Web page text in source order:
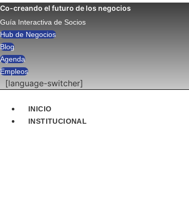
Ir
al
contenido
Co-creando el futuro de los negocios
Guía Interactiva de Socios
Hub de Negocios
Blog
Agenda
Empleos
[language-switcher]
INICIO
INSTITUCIONAL